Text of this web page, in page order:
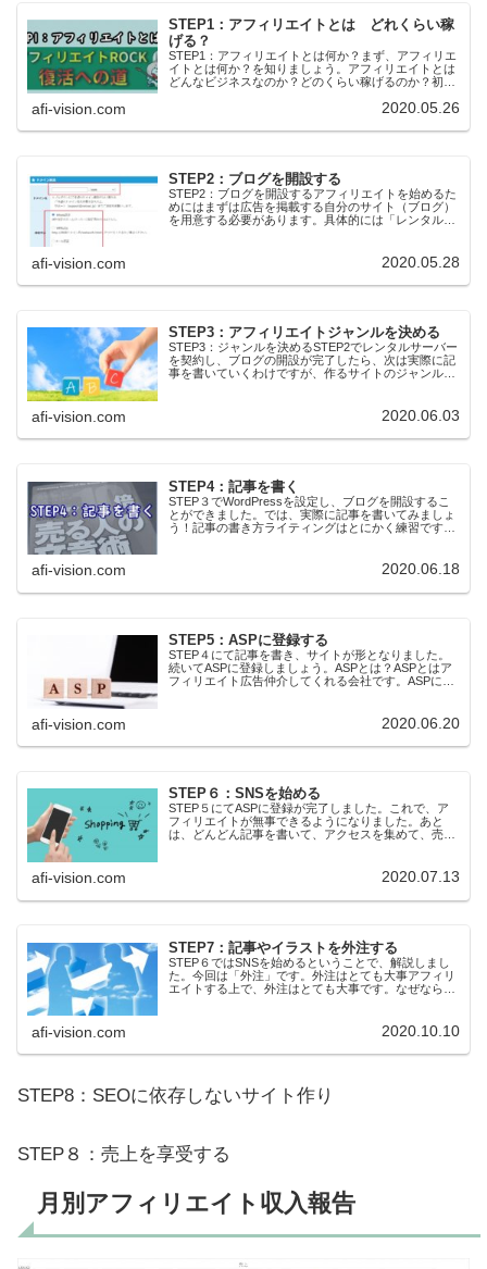
STEP1：アフィリエイトとは どれくらい稼
げる？
STEP1：アフィリエイトとは何か？まず、アフィリエ
イトとは何か？を知りましょう。アフィリエイトとは
どんなビジネスなのか？どのくらい稼げるのか？初期
ィリエイトとは成果報酬型広告のことです。自分...
afi-vision.com 2020.05.26
STEP2：ブログを開設する
STEP2：ブログを開設するアフィリエイトを始めるた
めにはまずは広告を掲載する自分のサイト（ブログ）
を用意する必要があります。具体的には「レンタルサ
afi-vision.com 2020.05.28
STEP3：アフィリエイトジャンルを決める
STEP3：ジャンルを決めるSTEP2でレンタルサーバー
を契約し、ブログの開設が完了したら、次は実際に記
事を書いていくわけですが、作るサイトのジャンルを
afi-vision.com 2020.06.03
STEP4：記事を書く
STEP３でWordPressを設定し、ブログを開設するこ
とができました。では、実際に記事を書いてみましょ
う！記事の書き方ライティングはとにかく練習です。
afi-vision.com 2020.06.18
STEP5：ASPに登録する
STEP４にて記事を書き、サイトが形となりました。
続いてASPに登録しましょう。ASPとは？ASPとはア
フィリエイト広告仲介してくれる会社です。ASPに自
afi-vision.com 2020.06.20
STEP６：SNSを始める
STEP５にてASPに登録が完了しました。これで、ア
フィリエイトが無事できるようになりました。あと
は、どんどん記事を書いて、アクセスを集めて、売上
afi-vision.com 2020.07.13
STEP7：記事やイラストを外注する
STEP６ではSNSを始めるということで、解説しまし
た。今回は「外注」です。外注はとても大事アフィリ
エイトする上で、外注はとても大事です。なぜなら、
afi-vision.com 2020.10.10
STEP8：SEOに依存しないサイト作り
STEP８：売上を享受する
月別アフィリエイト収入報告